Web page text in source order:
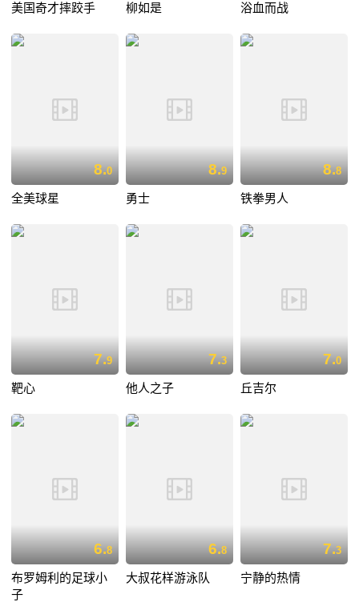
美国奇才摔跤手 柳如是 浴血而战
8.0
全美球星
8.9
勇士
8.8
铁拳男人
7.9
靶心
7.3
他人之子
7.0
丘吉尔
6.8
布罗姆利的足球小
子
6.8
大叔花样游泳队
7.3
宁静的热情